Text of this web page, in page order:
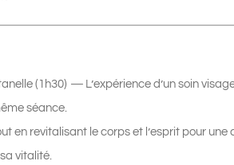
(1h30) —
L’expérience d’un soin
séance.
en revitalisant le corps et l’esprit pour
vitalité.